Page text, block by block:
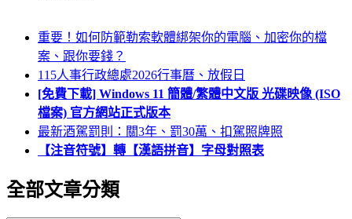
重要！如何防範勒索軟體綁架你的電腦、加密你的檔
案、跟你要錢？
115人事行政總處2026行事曆、放假日
[免費下載] Windows 11 簡體/繁體中文版 光碟映像 (ISO
檔案) 官方網站正式版本
最新酒駕罰則：關3年、罰30萬、扣駕照牌照
【注音符號】轉【漢語拼音】字母對照表
全部文章分類